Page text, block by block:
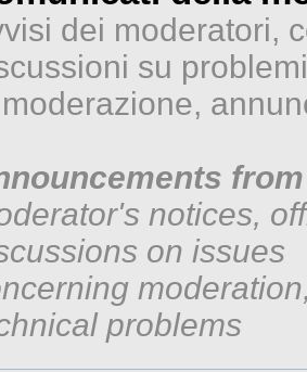
dei moderatori,
su problemi
notices,
on issues
problems